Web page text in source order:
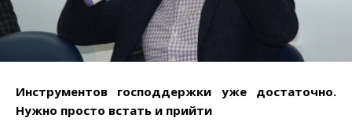
Инструментов господдержки уже достаточно.
Нужно просто встать и прийти